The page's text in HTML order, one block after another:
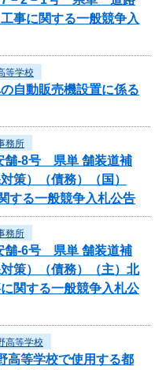
事に関する一般競争入
等学校
自動販売機設置に係る
務所
舗-8号 県単 舗装道補
策）（債務）（国）
する一般競争入札公告
務所
舗-6号 県単 舗装道補
策）（債務）（主）北
関する一般競争入札公
高等学校
高等学校で使用する都